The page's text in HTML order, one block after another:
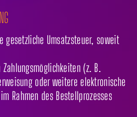
gesetzliche Umsatzsteuer, soweit
(z. B.
oder weitere elektronische
Rahmen des Bestellprozesses